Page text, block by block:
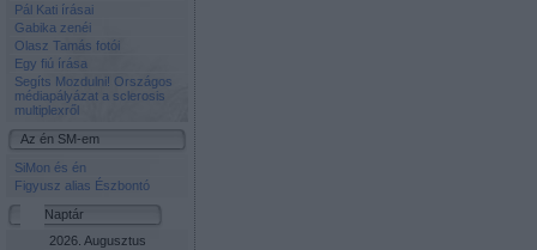
Pál Kati írásai
Gabika zenéi
Olasz Tamás fotói
Egy fiú írása
Segíts Mozdulni! Országos
médiapályázat a sclerosis
multiplexről
Az én SM-em
SiMon és én
Figyusz alias Észbontó
Naptár
2026. Augusztus